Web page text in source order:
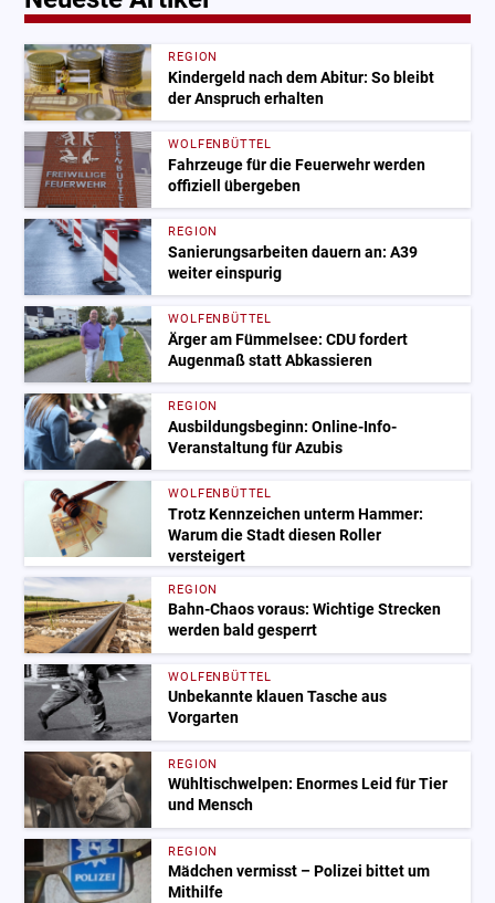
REGION
Kindergeld nach dem Abitur: So bleibt
der Anspruch erhalten
WOLFENBÜTTEL
Fahrzeuge für die Feuerwehr werden
offiziell übergeben
REGION
Sanierungsarbeiten dauern an: A39
weiter einspurig
WOLFENBÜTTEL
Ärger am Fümmelsee: CDU fordert
Augenmaß statt Abkassieren
REGION
Ausbildungsbeginn: Online-Info-
Veranstaltung für Azubis
WOLFENBÜTTEL
Trotz Kennzeichen unterm Hammer:
Warum die Stadt diesen Roller
versteigert
REGION
Bahn-Chaos voraus: Wichtige Strecken
werden bald gesperrt
WOLFENBÜTTEL
Unbekannte klauen Tasche aus
Vorgarten
REGION
Wühltischwelpen: Enormes Leid für Tier
und Mensch
REGION
Mädchen vermisst – Polizei bittet um
Mithilfe